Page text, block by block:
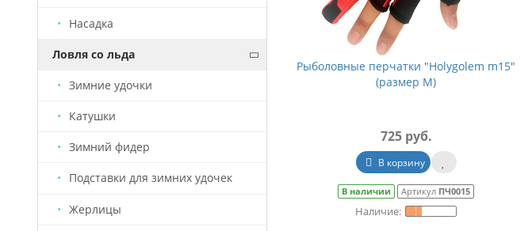
Насадка
Ловля со льда
Зимние удочки
Катушки
Зимний фидер
Подставки для зимних удочек
Жерлицы
Липгрип LINNHUE ВК-29 (захват для
рыбы)
Рыболовные перчатки "Holygolem m15"
(размер M)
725 руб.
В корзину
В наличии Артикул ПЧ0015